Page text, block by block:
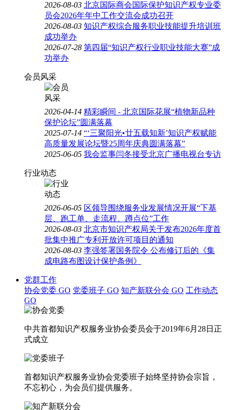
2026-08-03 北京国际商会国际保护知识产权专业委
员会2026年年中工作交流会成功召开
2026-08-03 知识产权综合服务职业技能提升培训班
成功举办
2026-07-28 第四届“知识产权行业职业技能大赛”成
功举办
会员风采
2026-04-14 精彩瞬间 - 北京国际花展“植物新品种
保护论坛”圆满落幕
2025-07-14 “‘三聚阳光•廿五载知新’知识产权赋能
高质量发展论坛暨25周年庆典圆满落幕”
2025-06-05 我会监事闫冬接受北京广播电视台专访
行业动态
2026-06-05 区领导围绕服务业发展情况开展“下基
层、跑工单、走流程、蹲点位”工作
2026-08-03 北京市知识产权局关于发布2026年度首
批集中推广专利开放许可项目的通知
2026-08-03 李强签署国务院令 公布修订后的《集
成电路布图设计保护条例》
党群工作
协会党委 GO 党委班子 GO 知产新联分会 GO 工作动态
GO
中共首都知识产权服务业协会委员会于2019年6月28日正
式成立
首都知识产权服务业协会党委班子始终坚持协会宗旨，
不忘初心，为会员们提供服务。